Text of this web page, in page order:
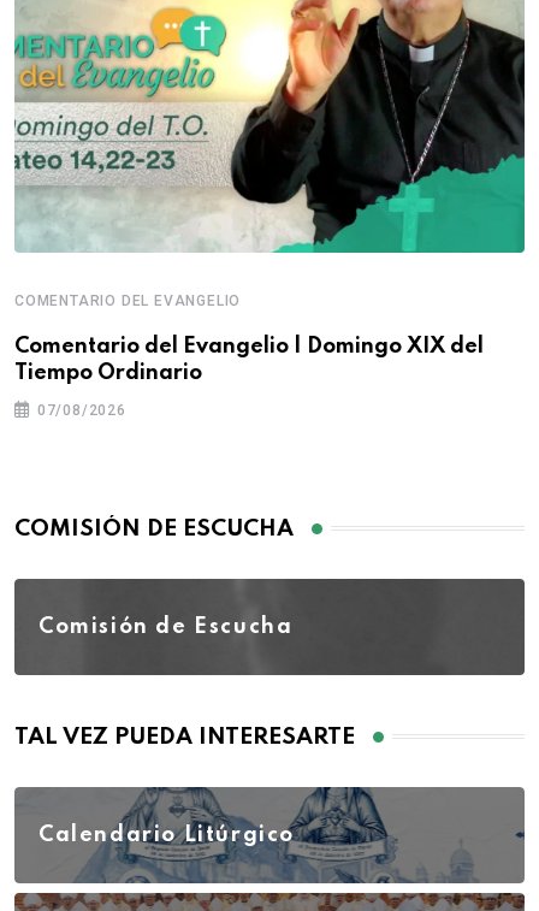
COMENTARIO DEL EVANGELIO
Comentario del Evangelio | Domingo XIX del
Tiempo Ordinario
07/08/2026
COMISIÓN DE ESCUCHA
Comisión de Escucha
TAL VEZ PUEDA INTERESARTE
Calendario Litúrgico